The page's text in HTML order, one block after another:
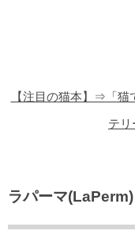
【注目の猫本】⇒「猫
テリ
ラパーマ
猫のゲーム・アプリ
猫のフリー写真素材